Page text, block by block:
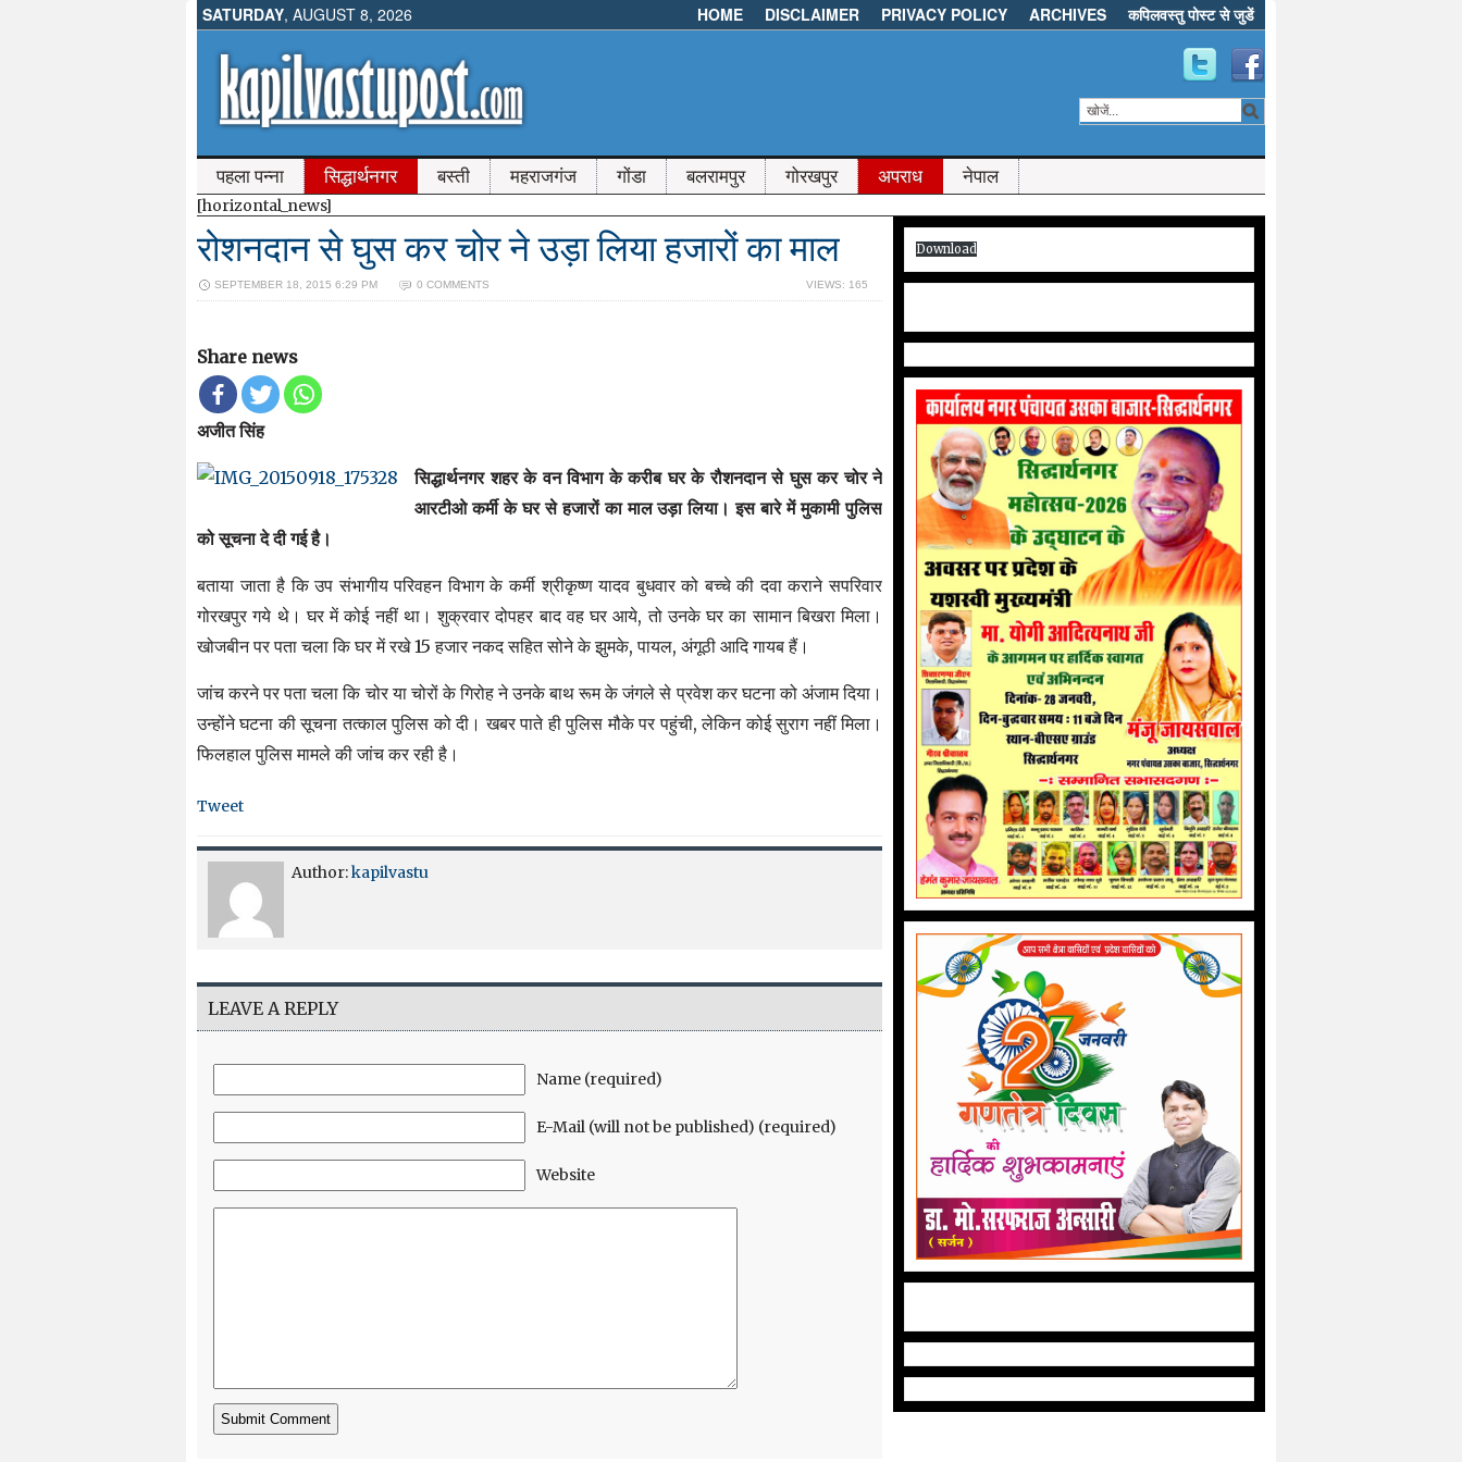
SATURDAY, AUGUST 8, 2026 HOME DISCLAIMER PRIVACY POLICY ARCHIVES कपिलवस्तु पोस्ट से जुडें
पहला पन्ना सिद्धार्थनगर बस्ती महराजगंज गोंडा बलरामपुर गोरखपुर अपराध नेपाल
[horizontal_news]
रोशनदान से घुस कर चोर ने उड़ा लिया हजारों का माल
SEPTEMBER 18, 2015 6:29 PM 0 COMMENTS VIEWS: 165
Share news
अजीत सिंह
सिद्धार्थनगर शहर के वन विभाग के करीब घर के रौशनदान से घुस कर चोर ने
आरटीओ कर्मी के घर से हजारों का माल उड़ा लिया। इस बारे में मुकामी पुलिस
को सूचना दे दी गई है।
बताया जाता है कि उप संभागीय परिवहन विभाग के कर्मी श्रीकृष्ण यादव बुधवार को बच्चे की दवा कराने सपरिवार
गोरखपुर गये थे। घर में कोई नहीं था। शुक्रवार दोपहर बाद वह घर आये, तो उनके घर का सामान बिखरा मिला।
खोजबीन पर पता चला कि घर में रखे 15 हजार नकद सहित सोने के झुमके, पायल, अंगूठी आदि गायब हैं।
जांच करने पर पता चला कि चोर या चोरों के गिरोह ने उनके बाथ रूम के जंगले से प्रवेश कर घटना को अंजाम दिया।
उन्होंने घटना की सूचना तत्काल पुलिस को दी। खबर पाते ही पुलिस मौके पर पहुंची, लेकिन कोई सुराग नहीं मिला।
फिलहाल पुलिस मामले की जांच कर रही है।
Tweet
Author:kapilvastu
LEAVE A REPLY
Name (required)
E-Mail (will not be published) (required)
Website
Download